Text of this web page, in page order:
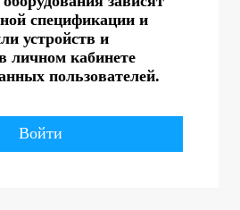
спецификации и
устройств и
личном кабинете
пользователей.
Войти